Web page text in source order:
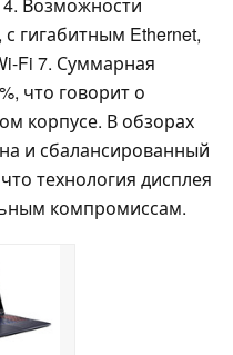
гигабитным Ethernet,
Fi 7. Суммарная
что говорит о
корпусе. В обзорах
и сбалансированный
технология дисплея
компромиссам.